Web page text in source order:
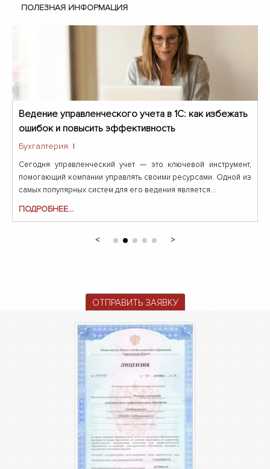
ПОЛЕЗНАЯ ИНФОРМАЦИЯ
Ведение управленческого учета в 1С: как избежать
ошибок и повысить эффективность
Бухгалтерия |
Сегодня управленческий учет — это ключевой инструмент,
помогающий компании управлять своими ресурсами. Одной из
самых популярных систем для его ведения является...
ПОДРОБНЕЕ...
ОТПРАВИТЬ ЗАЯВКУ